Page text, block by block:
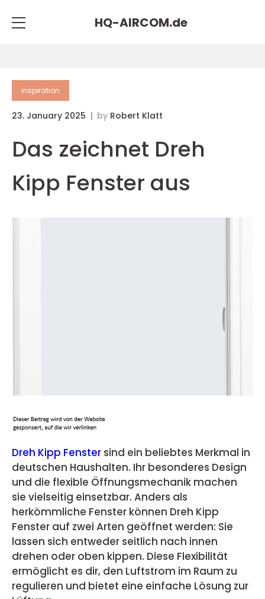
HQ-AIRCOM.de
inspiration
23. January 2025 by Robert Klatt
Das zeichnet Dreh
Kipp Fenster aus
Dreh Kipp Fenster sind ein beliebtes Merkmal in
deutschen Haushalten. Ihr besonderes Design
und die flexible Öffnungsmechanik machen
sie vielseitig einsetzbar. Anders als
herkömmliche Fenster können Dreh Kipp
Fenster auf zwei Arten geöffnet werden: Sie
lassen sich entweder seitlich nach innen
drehen oder oben kippen. Diese Flexibilität
ermöglicht es dir, den Luftstrom im Raum zu
regulieren und bietet eine einfache Lösung zur